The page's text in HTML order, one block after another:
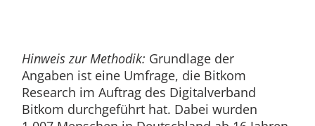
Hinweis zur Methodik: Grundlage der
Angaben ist eine Umfrage, die Bitkom
Research im Auftrag des Digitalverband
Bitkom durchgeführt hat. Dabei wurden